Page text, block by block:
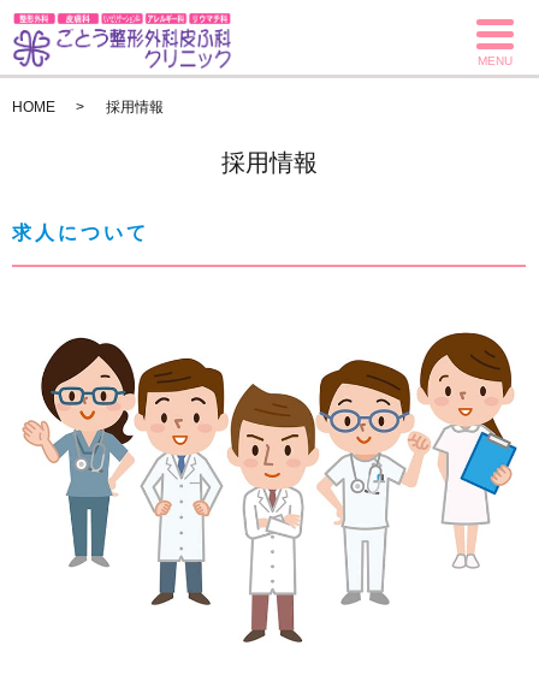
MENU
HOME 採用情報
採用情報
求人について